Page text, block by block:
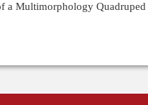
a Multimorphology